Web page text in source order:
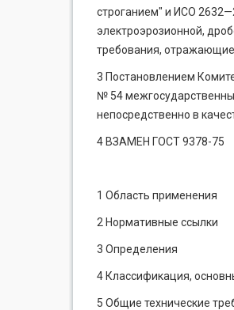
строганием" и ИСО
электроэрозионной,
требования,
3 Постановлением
№ 54
непосредственно в
4 ВЗАМЕН ГОСТ 9378-75
1 Область применения
2 Нормативные ссылки
3 Определения
4 Классификация,
5 Общие технические